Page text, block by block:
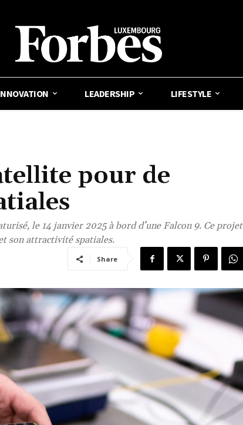
LEADERSHIP LIFESTYLE
pour de
le 14 janvier 2025 à bord d’une Falcon 9. Ce projet
son attractivité spatiales.
Share